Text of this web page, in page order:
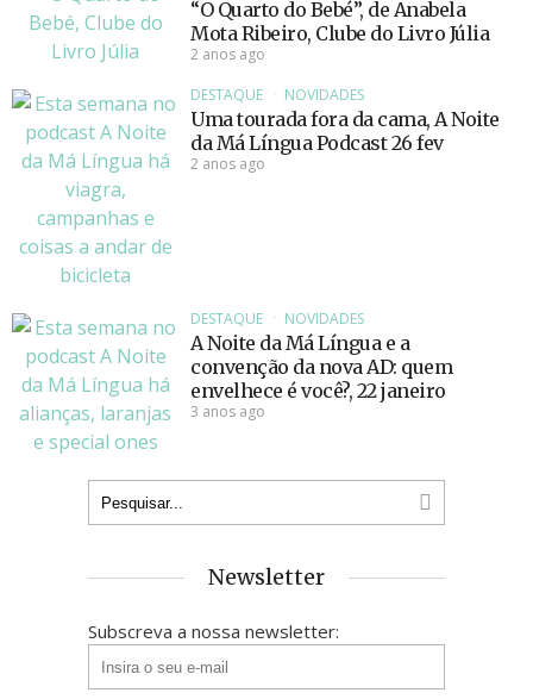
“O Quarto do Bebé”, de Anabela
Mota Ribeiro, Clube do Livro Júlia
2 anos ago
DESTAQUE
NOVIDADES
Uma tourada fora da cama, A Noite
da Má Língua Podcast 26 fev
2 anos ago
DESTAQUE NOVIDADES
A Noite da Má Língua e a
convenção da nova AD: quem
envelhece é você?, 22 janeiro
3 anos ago
Newsletter
Subscreva a nossa newsletter: